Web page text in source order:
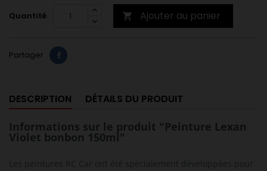
Quantité  Ajouter au panier
Partager
DESCRIPTION DÉTAILS DU PRODUIT
Informations sur le produit "Peinture Lexan
Violet bonbon 150ml"
Les peintures RC Car ont été spécialement développées pour